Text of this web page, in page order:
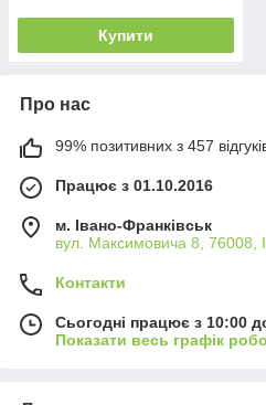
Купити
Про нас
99% позитивних з 457
Працює з 01.10.2016
м. Івано-Франківськ
вул. Максимовича 8, 76008,
Контакти
Сьогодні працює з 10:00
Показати весь графік